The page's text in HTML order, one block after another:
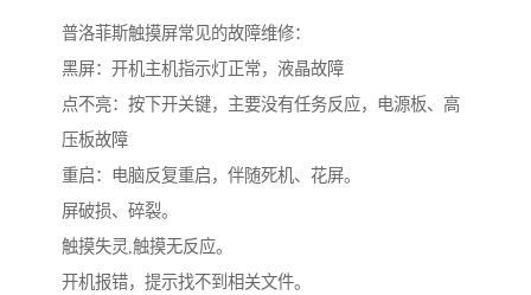
普洛菲斯触摸屏常见的故障维修：
黑屏：开机主机指示灯正常，液晶故障
点不亮：按下开关键，主要没有任务反应，电源板、高
压板故障
重启：电脑反复重启，伴随死机、花屏。
屏破损、碎裂。
触摸失灵,触摸无反应。
开机报错，提示找不到相关文件。